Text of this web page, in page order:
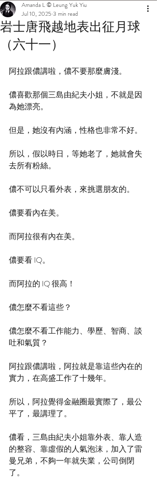
岩士唐飛越地表出征月球
（六十一）
Amanda L © Leung Yuk Yiu
Jul 10, 2025 3 min read
阿拉跟儂講啦，儂不要那麼膚淺。
儂喜歡那個三島由紀夫小姐，不就是因
為她漂亮。
但是，她沒有內涵，性格也非常不好。
所以，假以時日，等她老了，她就會失
去所有粉絲。
儂不可以只看外表，來挑選朋友的。
儂要看內在美。
而阿拉很有內在美。
儂要看 IQ。
而阿拉的 IQ 很高！
儂怎麼不看這些？
儂怎麼不看工作能力、學歷、智商、談
吐和氣質？
阿拉跟儂講啦，阿拉就是靠這些內在的
實力，在高盛工作了十幾年。
所以，阿拉覺得金融圈最實際了，最公
平了，最講理了。
儂看，三島由紀夫小姐靠外表、靠人造
的整容、靠虛假的人氣泡沫，加入了雷
曼兄弟，不夠一年就失業，公司倒閉
了。